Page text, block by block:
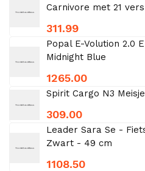
Carnivore met 21
311.99
Popal E-Volution 2.0
Midnight Blue
1265.00
Spirit Cargo N3
309.00
Leader Sara Se -
Zwart - 49 cm
1108.50